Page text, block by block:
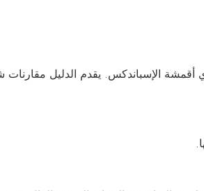
الإسباندكس. يقدم الدليل مقارنات